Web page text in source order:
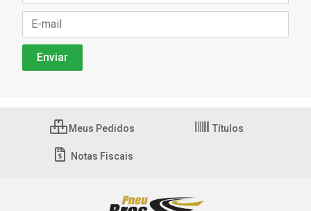
Meus Pedidos Títulos
Notas Fiscais